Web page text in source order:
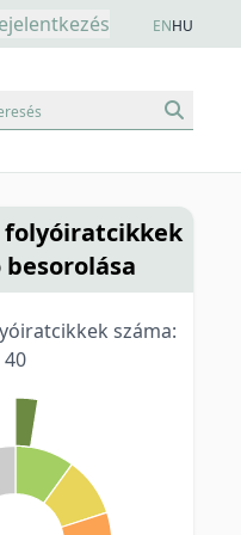
ENHU
folyóiratcikkek
besorolása
száma:
40